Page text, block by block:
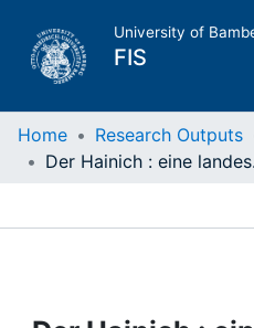
University of
FIS
Home
Projects
Home Research Outputs
Der Hainich :